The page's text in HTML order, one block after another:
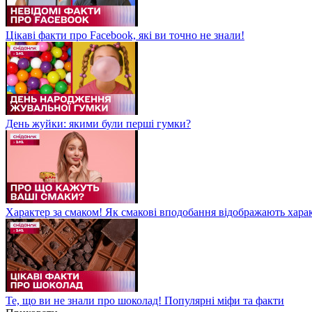
Цікаві факти про Facebook, які ви точно не знали!
День жуйки: якими були перші гумки?
Характер за смаком! Як смакові вподобання відображають
Те, що ви не знали про шоколад! Популярні міфи та факти